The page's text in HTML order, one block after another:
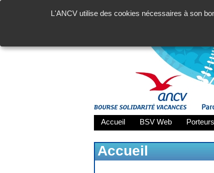
L'ANCV utilise des cookies nécessaires à son
Accueil BSV Web
Accueil